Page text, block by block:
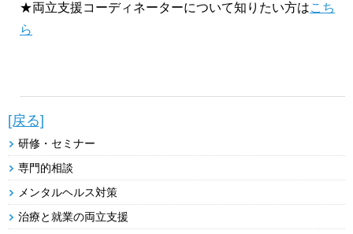
★両立支援コーディネーターについて知りたい方はこち
ら
[戻る]
研修・セミナー
専門的相談
メンタルヘルス対策
治療と就業の両立支援